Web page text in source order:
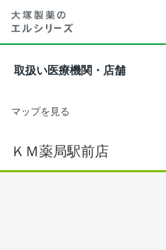
取扱い医療機関・店舗
マップを見る
ＫＭ薬局駅前店